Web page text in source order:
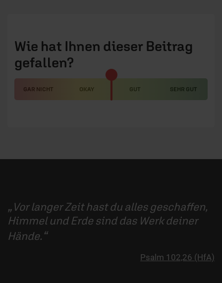
Wie hat Ihnen dieser Beitrag
gefallen?
GAR NICHT OKAY GUT SEHR GUT
Vor langer Zeit hast du alles geschaffen,
Himmel und Erde sind das Werk deiner
Hände.
Psalm 102,26 (HfA)